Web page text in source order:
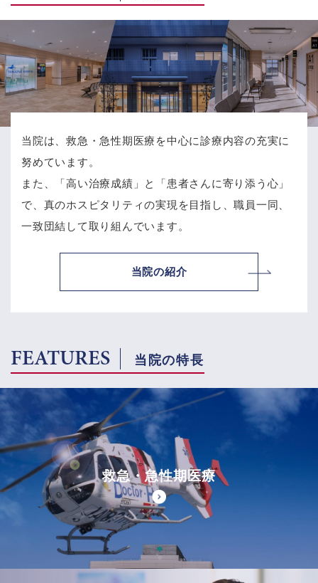
当院は、救急・急性期医療を中心に診療内容の充実に
努めています。
また、「高い治療成績」と「患者さんに寄り添う心」
で、 真のホスピタリティの実現を目指し、職員一同、
一致団結して取り組んでいます。
当院の紹介
FEATURES 当院の特長
救急・急性期医療